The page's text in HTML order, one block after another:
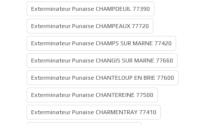
Exterminateur Punaise CHAMPDEUIL 77390
Exterminateur Punaise CHAMPEAUX 77720
Exterminateur Punaise CHAMPS SUR MARNE 77420
Exterminateur Punaise CHANGIS SUR MARNE 77660
Exterminateur Punaise CHANTELOUP EN BRIE 77600
Exterminateur Punaise CHANTEREINE 77500
Exterminateur Punaise CHARMENTRAY 77410